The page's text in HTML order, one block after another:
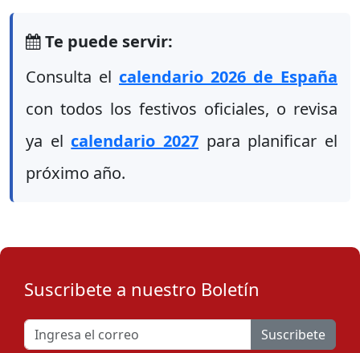
Te puede servir:
Consulta el calendario 2026 de España
con todos los festivos oficiales, o revisa
ya el calendario 2027 para planificar el
próximo año.
Suscribete a nuestro Boletín
Suscribete